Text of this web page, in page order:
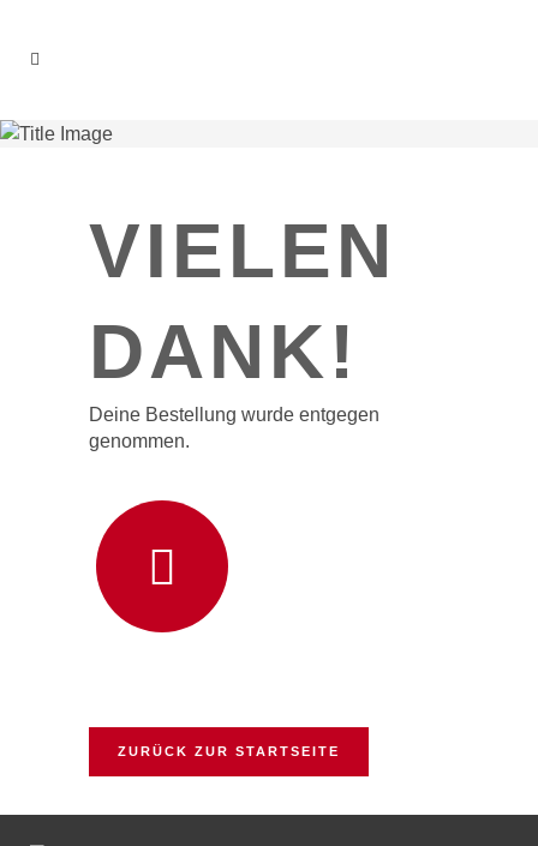
VIELEN
DANK!
Deine Bestellung wurde entgegen
genommen.
ZURÜCK ZUR STARTSEITE